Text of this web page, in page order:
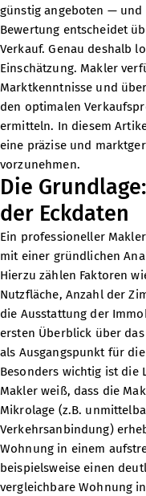
günstig angeboten — und
Bewertung entscheidet
Verkauf. Genau deshalb
Einschätzung. Makler
Marktkenntnisse und
den optimalen
ermitteln. In diesem
eine präzise und
vorzunehmen.
Die
der Eckdaten
Ein professioneller
mit einer gründlichen
Hierzu zählen Faktoren
Nutzfläche, Anzahl der
die Ausstattung der
ersten Überblick über
als Ausgangspunkt für
Besonders wichtig ist die
Makler weiß, dass die
Mikrolage (z.B.
Verkehrsanbindung)
Wohnung in einem
beispielsweise einen
vergleichbare Wohnung